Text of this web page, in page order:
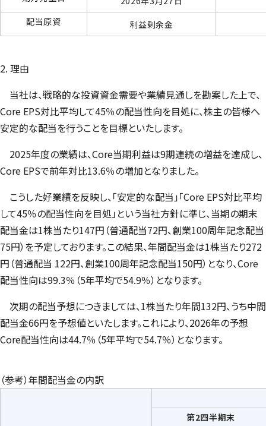
配当原資
利益剰余金
2. 理由
当社は、戦略的な投資資金需要や業績見通しを勘案した上で、
Core EPS対比平均して45％の配当性向を目処に、株主の皆様へ
安定的な配当を行うことを目標といたします。
2025年度の業績は、Core当期利益は9期連続の増益を達成し、
Core EPSで前年対比13.6％の増加となりました。
こうした好業績を反映し、「安定的な配当」「Core EPS対比平均
して45％の配当性向を目処」という当社方針に準じ、当期の期末
配当金は1株当たり147円（普通配当72円、創業100周年記念配当
75円）を予定しております。この結果、年間配当金は1株当たり272
円（普通配当 122円、創業100周年記念配当150円）となり、Core
配当性向は99.3％（5年平均で54.9％）となります。
次期の配当予想につきましては、1株当たり年間132円、うち中間
配当金66円を予想値といたします。これにより、2026年の予想
Core配当性向は44.7％（5年平均で54.7％）となります。
（参考）年間配当金の内訳
第2四半期末